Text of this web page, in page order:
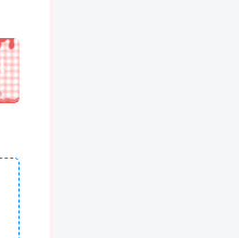
!也想出现在这里？